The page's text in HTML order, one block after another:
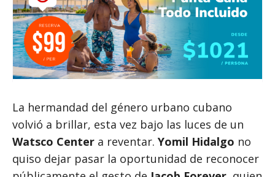
La hermandad del género urbano cubano
volvió a brillar, esta vez bajo las luces de un
Watsco Center a reventar. Yomil Hidalgo no
quiso dejar pasar la oportunidad de reconocer